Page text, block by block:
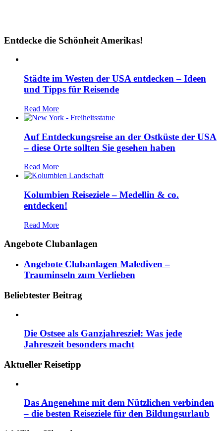
Entdecke die Schönheit Amerikas!
Städte im Westen der USA entdecken – Ideen
und Tipps für Reisende
Read More
Auf Entdeckungsreise an der Ostküste der USA
– diese Orte sollten Sie gesehen haben
Read More
Kolumbien Reiseziele – Medellin & co.
entdecken!
Read More
Angebote Clubanlagen
Angebote Clubanlagen Malediven –
Trauminseln zum Verlieben
Beliebtester Beitrag
Die Ostsee als Ganzjahresziel: Was jede
Jahreszeit besonders macht
Aktueller Reisetipp
Das Angenehme mit dem Nützlichen verbinden
– die besten Reiseziele für den Bildungsurlaub